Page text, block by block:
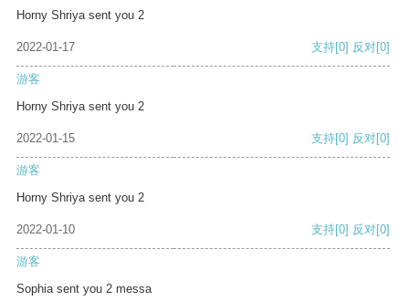
Horny Shriya sent you 2
2022-01-17 支持[0] 反对[0]
游客
Horny Shriya sent you 2
2022-01-15 支持[0] 反对[0]
游客
Horny Shriya sent you 2
2022-01-10 支持[0] 反对[0]
游客
Sophia sent you 2 messa